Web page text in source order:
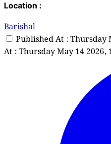
Location :
Barishal
Published At : Thursday
At : Thursday May 14 2026,